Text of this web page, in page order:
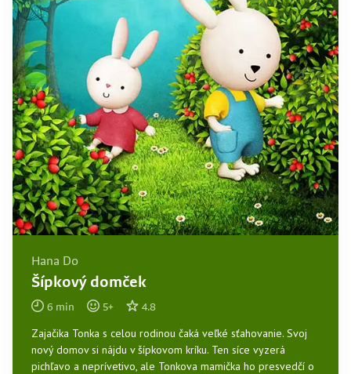
Hana Do
Šípkový domček
6 min 5+ 4.8
Zajačika Tonka s celou rodinou čaká veľké sťahovanie. Svoj
nový domov si nájdu v šípkovom kríku. Ten síce vyzerá
pichľavo a neprívetivo, ale Tonkova mamička ho presvedčí o